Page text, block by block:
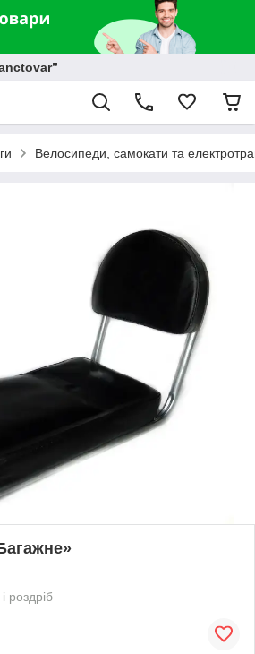
Велосипеди, самокати та
роздріб